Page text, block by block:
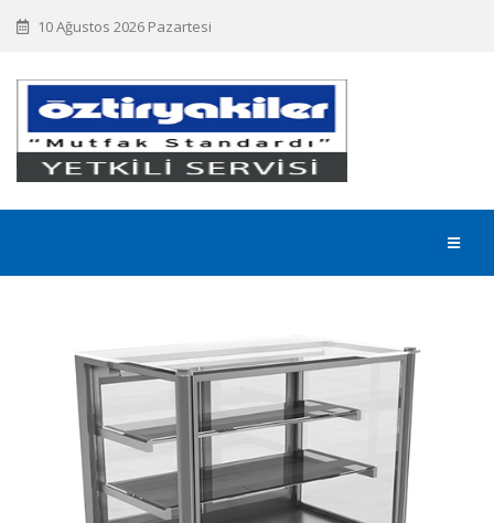
10 Ağustos 2026 Pazartesi